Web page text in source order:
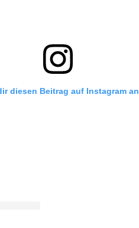
diesen Beitrag auf Instagram an